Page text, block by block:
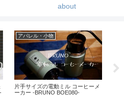
about
キャンプ
0歳でキャンプデビュー -赤ちゃん
とキャンプを楽しむ-